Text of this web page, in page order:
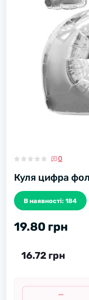
0
Куля цифра
В наявності: 184
19.80 грн
16.72 грн